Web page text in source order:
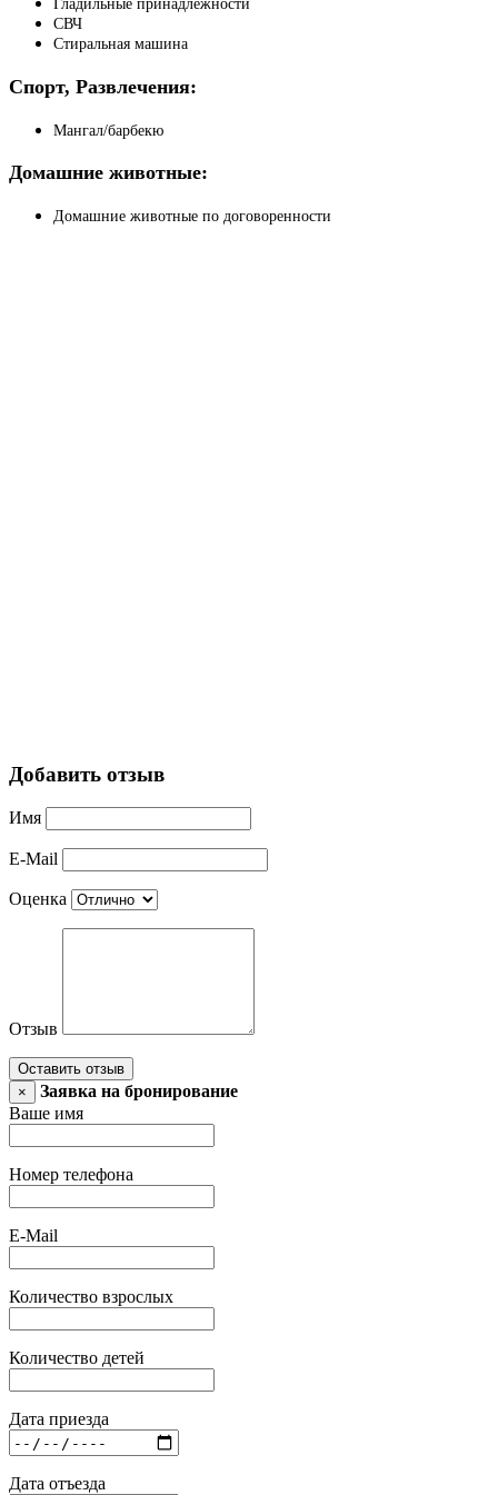
Гладильные принадлежности
СВЧ
Стиральная машина
Спорт, Развлечения:
Мангал/барбекю
Домашние животные:
Домашние животные по договоренности
Добавить отзыв
Имя
E-Mail
Оценка
Отзыв
Оставить отзыв
×
Заявка на бронирование
Ваше имя
Номер телефона
E-Mail
Количество взрослых
Количество детей
Дата приезда
Дата отъезда